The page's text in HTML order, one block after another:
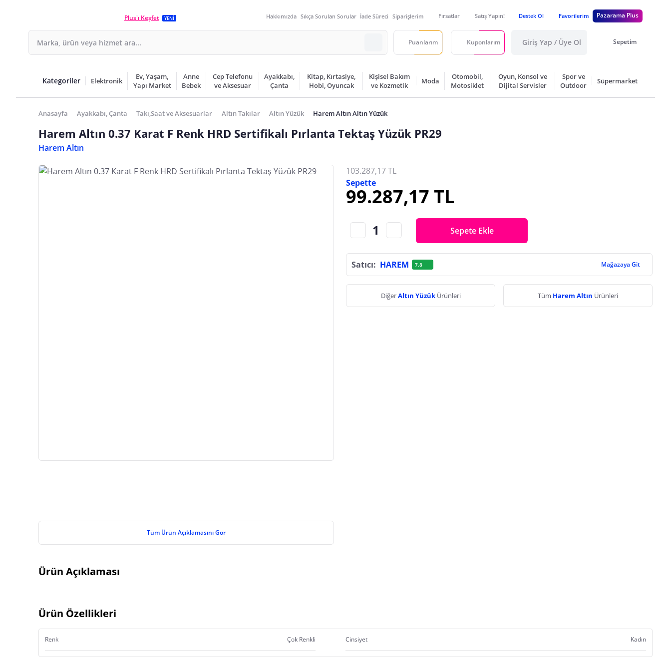
Plus'ı Keşfet YENİ Hakkımızda Sıkça Sorulan Sorular İade Süreci Siparişlerim Fırsatlar Satış Yapın! Destek Ol Favorilerim Pazarama Plus
Puanlarım Kuponlarım Giriş Yap / Üye Ol Sepetim
Kategoriler Elektronik
Ev, Yaşam,
Yapı Market
Anne
Bebek
Cep Telefonu
ve Aksesuar
Ayakkabı,
Çanta
Kitap, Kırtasiye,
Hobi, Oyuncak
Kişisel Bakım
ve Kozmetik
Moda
Otomobil,
Motosiklet
Oyun, Konsol ve
Dijital Servisler
Spor ve
Outdoor
Süpermarket
Anasayfa Ayakkabı, Çanta Takı,Saat ve Aksesuarlar Altın Takılar Altın Yüzük Harem Altın Altın Yüzük
Harem Altın 0.37 Karat F Renk HRD Sertifikalı Pırlanta Tektaş Yüzük PR29
Harem Altın
Tüm Ürün Açıklamasını Gör
103.287,17 TL
Sepette
99.287,17 TL
Sepete Ekle
Satıcı: HAREM 7.8 Mağazaya Git
DiğerAltın Yüzük Ürünleri Tüm Harem Altın Ürünleri
Ürün Açıklaması
Ürün Özellikleri
Renk Çok Renkli Cinsiyet Kadın